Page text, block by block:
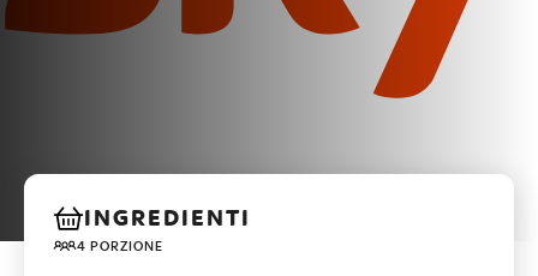
INGREDIENTI
4 PORZIONE